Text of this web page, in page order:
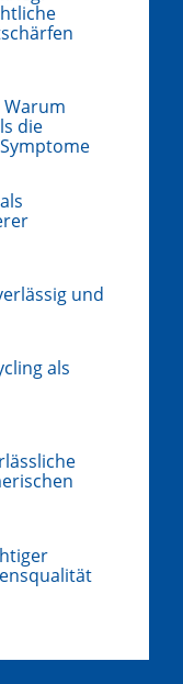
Warum
die
und
als